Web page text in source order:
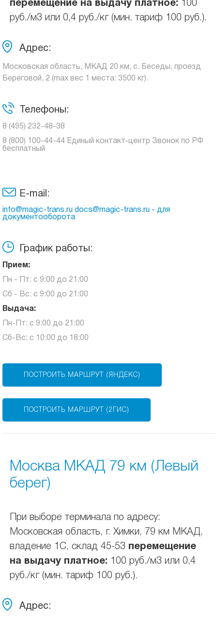
перемещение на выдачу платное: 100
руб./м3 или 0,4 руб./кг (мин. тариф 100 руб.).
Адрес:
Московская область, МКАД 20 км, с. Беседы, проезд
Береговой, 2 (max вес 1 места: 3500 кг).
Телефоны:
8 (495) 232-48-38
8 (800) 100-44-44 Единый контакт-центр Звонок по РФ
бесплатный
E-mail:
info@magic-trans.ru docs@magic-trans.ru - для
документооборота
График работы:
Прием:
Пн - Пт: с 9:00 до 21:00
Сб - Вс: с 9:00 до 21:00
Выдача:
Пн-Пт: с 9:00 до 21:00
Сб-Вс: с 10:00 до 18:00
ПОСТРОИТЬ МАРШРУТ (ЯНДЕКС)
ПОСТРОИТЬ МАРШРУТ (2ГИС)
Москва МКАД 79 км (Левый
берег)
При выборе терминала по адресу:
Московская область, г. Химки, 79 км МКАД,
владение 1С, склад 45-53 перемещение
на выдачу платное: 100 руб./м3 или 0,4
руб./кг (мин. тариф 100 руб.).
Адрес: